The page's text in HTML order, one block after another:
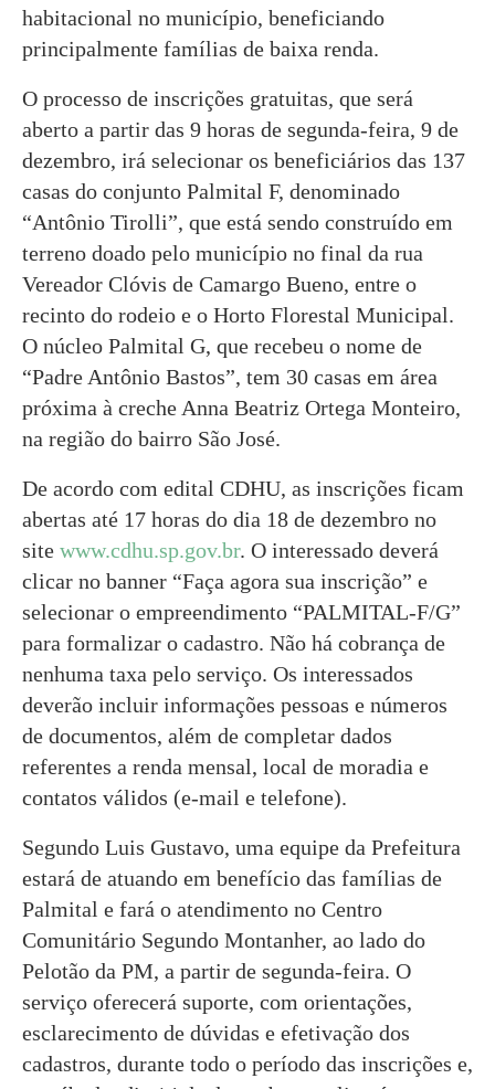
habitacional no município, beneficiando
principalmente famílias de baixa renda.
O processo de inscrições gratuitas, que será
aberto a partir das 9 horas de segunda-feira, 9 de
dezembro, irá selecionar os beneficiários das 137
casas do conjunto Palmital F, denominado
“Antônio Tirolli”, que está sendo construído em
terreno doado pelo município no final da rua
Vereador Clóvis de Camargo Bueno, entre o
recinto do rodeio e o Horto Florestal Municipal.
O núcleo Palmital G, que recebeu o nome de
“Padre Antônio Bastos”, tem 30 casas em área
próxima à creche Anna Beatriz Ortega Monteiro,
na região do bairro São José.
De acordo com edital CDHU, as inscrições ficam
abertas até 17 horas do dia 18 de dezembro no
site www.cdhu.sp.gov.br. O interessado deverá
clicar no banner “Faça agora sua inscrição” e
selecionar o empreendimento “PALMITAL-F/G”
para formalizar o cadastro. Não há cobrança de
nenhuma taxa pelo serviço. Os interessados
deverão incluir informações pessoas e números
de documentos, além de completar dados
referentes a renda mensal, local de moradia e
contatos válidos (e-mail e telefone).
Segundo Luis Gustavo, uma equipe da Prefeitura
estará de atuando em benefício das famílias de
Palmital e fará o atendimento no Centro
Comunitário Segundo Montanher, ao lado do
Pelotão da PM, a partir de segunda-feira. O
serviço oferecerá suporte, com orientações,
esclarecimento de dúvidas e efetivação dos
cadastros, durante todo o período das inscrições e,